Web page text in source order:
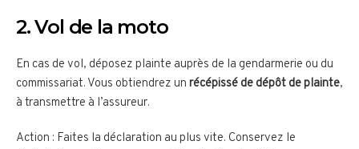
2. Vol de la moto
En cas de vol, déposez plainte auprès de la gendarmerie ou du
commissariat. Vous obtiendrez un récépissé de dépôt de plainte,
à transmettre à l’assureur.
Action : Faites la déclaration au plus vite. Conservez le